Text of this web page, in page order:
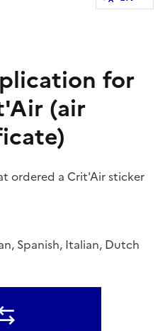
for
(air
ordered a Crit'Air sticker
Spanish, Italian, Dutch